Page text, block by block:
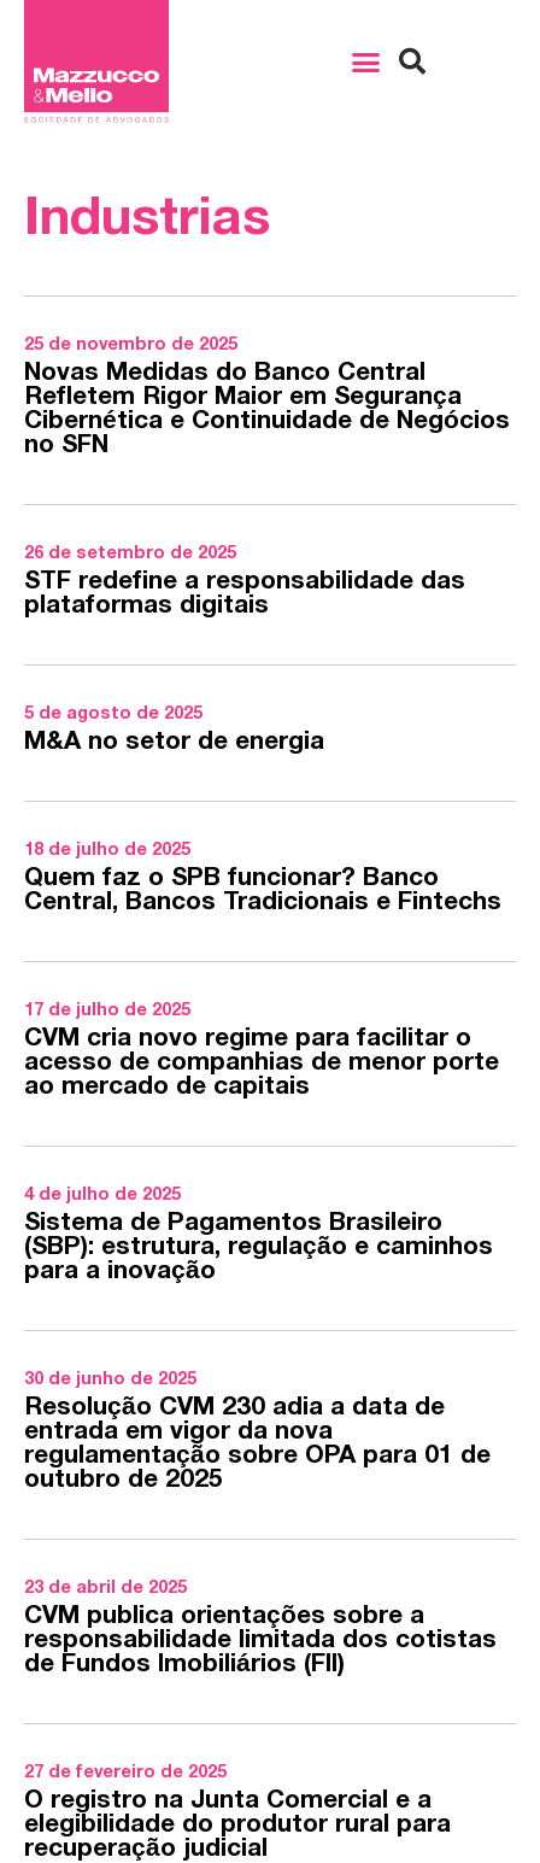
Industrias
25 de novembro de 2025
Novas Medidas do Banco Central
Refletem Rigor Maior em Segurança
Cibernética e Continuidade de Negócios
no SFN
26 de setembro de 2025
STF redefine a responsabilidade das
plataformas digitais
5 de agosto de 2025
M&A no setor de energia
18 de julho de 2025
Quem faz o SPB funcionar? Banco
Central, Bancos Tradicionais e Fintechs
17 de julho de 2025
CVM cria novo regime para facilitar o
acesso de companhias de menor porte
ao mercado de capitais
4 de julho de 2025
Sistema de Pagamentos Brasileiro
(SBP): estrutura, regulação e caminhos
para a inovação
30 de junho de 2025
Resolução CVM 230 adia a data de
entrada em vigor da nova
regulamentação sobre OPA para 01 de
outubro de 2025
23 de abril de 2025
CVM publica orientações sobre a
responsabilidade limitada dos cotistas
de Fundos Imobiliários (FII)
27 de fevereiro de 2025
O registro na Junta Comercial e a
elegibilidade do produtor rural para
recuperação judicial